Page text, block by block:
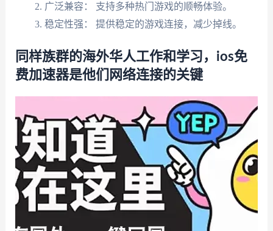
广泛兼容： 支持多种热门游戏的顺畅体验。
稳定性强： 提供稳定的游戏连接，减少掉线。
同样族群的海外华人工作和学习，ios免
费加速器是他们网络连接的关键